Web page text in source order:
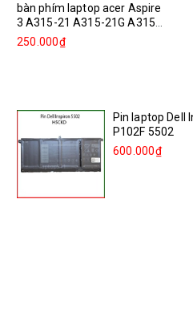
bàn phím laptop acer Aspire
3 A315-21 A315-21G A315-
31...
250.000₫
Pin laptop Dell
P102F 5502
600.000₫